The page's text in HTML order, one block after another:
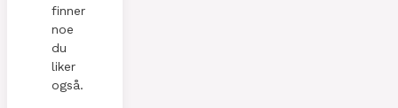
finner
noe
du
liker
også.